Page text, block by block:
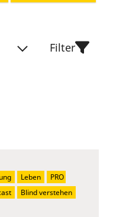
Filter
Leben
PRO
Blind verstehen